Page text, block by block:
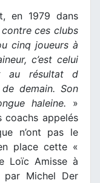
en 1979 dans
contre ces clubs
cinq joueurs à
c’est celui
au résultat d
de demain. Son
haleine. »
coachs appelés
n’ont pas le
place cette «
Loïc Amisse à
par Michel Der